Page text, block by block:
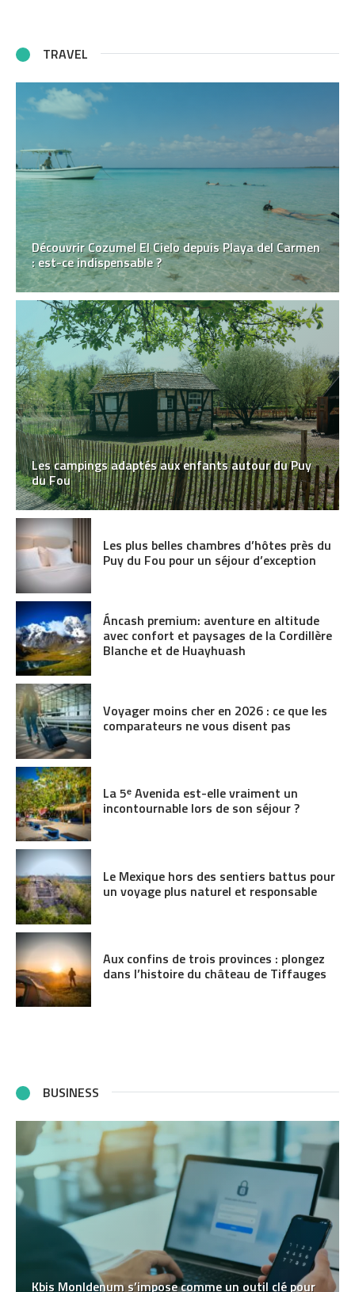
TRAVEL
Découvrir Cozumel El Cielo depuis Playa del Carmen
: est-ce indispensable ?
Les campings adaptés aux enfants autour du Puy
du Fou
Les plus belles chambres d’hôtes près du
Puy du Fou pour un séjour d’exception
Áncash premium: aventure en altitude
avec confort et paysages de la Cordillère
Blanche et de Huayhuash
Voyager moins cher en 2026 : ce que les
comparateurs ne vous disent pas
La 5ᵉ Avenida est-elle vraiment un
incontournable lors de son séjour ?
Le Mexique hors des sentiers battus pour
un voyage plus naturel et responsable
Aux confins de trois provinces : plongez
dans l’histoire du château de Tiffauges
BUSINESS
Kbis MonIdenum s’impose comme un outil clé pour